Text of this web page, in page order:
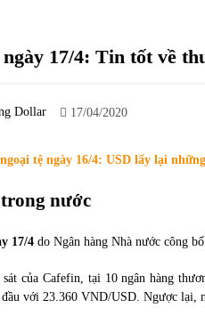
05/07/2022
28,7 tỷ đồng
31/05/2022
trường lập kỷ lục vốn hóa
09/11/2021
17/4: Tin tốt về
Dollar 17/04/2020
tệ ngày 16/4: USD lấy lại
nước
17/4 do Ngân hàng Nhà nước công
của Cafefin, tại 10 ngân hàng
với 23.360 VND/USD. Ngược lại,